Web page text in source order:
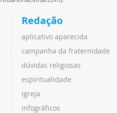
Redação
aplicativo aparecida
campanha da fraternidade
dúvidas religiosas
espiritualidade
igreja
infográficos